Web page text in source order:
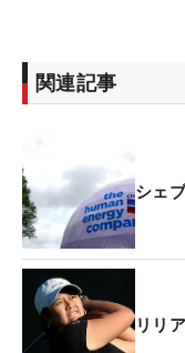
アとそのチームは
ンプ台へと歩み
「練習ラウンドの
ンプするんだな』
ちろん飛ぶって決
このダイブは、
ションヒルズCC
関連記事
シェ
リリ